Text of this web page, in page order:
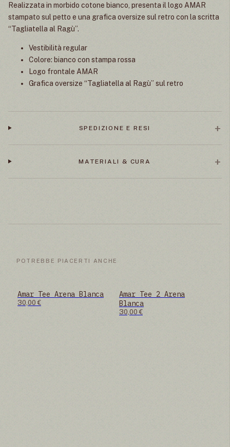
Realizzata in morbido cotone bianco, presenta il logo AMAR
stampato sul petto e una grafica oversize sul retro con la scritta
“Tagliatella al Ragù”.
Vestibilità regular
Colore: bianco con stampa rossa
Logo frontale AMAR
Grafica oversize “Tagliatella al Ragù” sul retro
SPEDIZIONE E RESI
MATERIALI & CURA
POTREBBE PIACERTI ANCHE
SOLD OUT
Amar Tee Arena Blanca
30,00€
SOLD OUT
Amar Tee 2 Arena
Blanca
30,00€